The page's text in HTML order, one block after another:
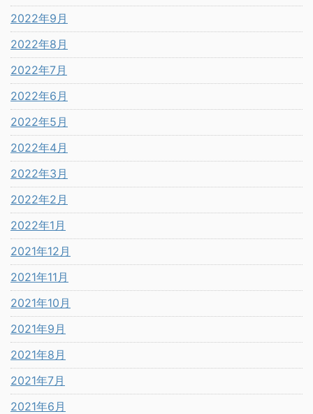
2022年9月
2022年8月
2022年7月
2022年6月
2022年5月
2022年4月
2022年3月
2022年2月
2022年1月
2021年12月
2021年11月
2021年10月
2021年9月
2021年8月
2021年7月
2021年6月